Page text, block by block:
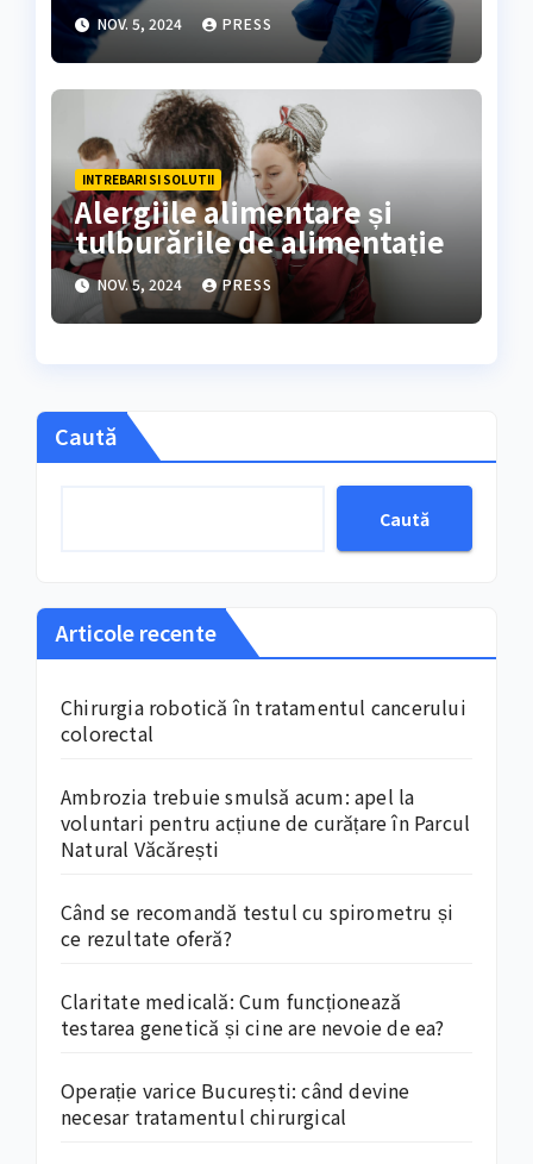
alimentare
NOV. 5, 2024 PRESS
INTREBARI SI SOLUTII
Alergiile alimentare și
tulburările de alimentație
NOV. 5, 2024 PRESS
Caută
Caută
Articole recente
Chirurgia robotică în tratamentul cancerului
colorectal
Ambrozia trebuie smulsă acum: apel la
voluntari pentru acțiune de curățare în Parcul
Natural Văcărești
Când se recomandă testul cu spirometru și
ce rezultate oferă?
Claritate medicală: Cum funcționează
testarea genetică și cine are nevoie de ea?
Operație varice București: când devine
necesar tratamentul chirurgical